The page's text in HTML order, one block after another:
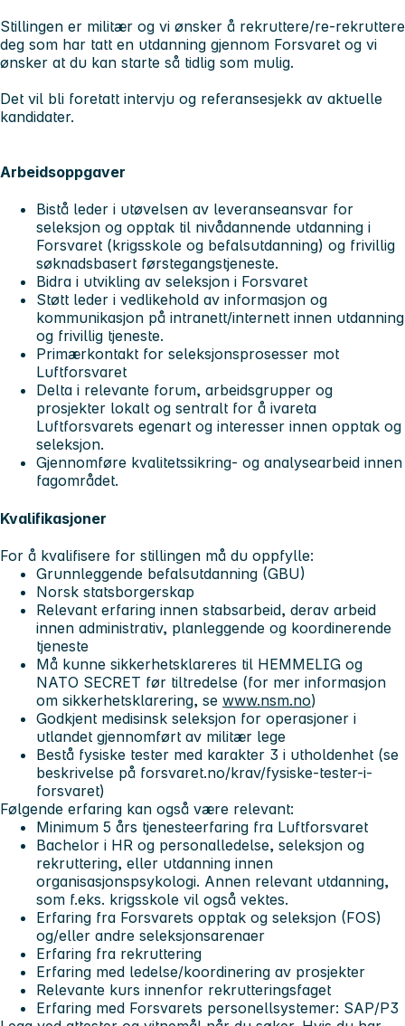
Stillingen er militær og vi ønsker å rekruttere/re-rekruttere
deg som har tatt en utdanning gjennom Forsvaret og vi
ønsker at du kan starte så tidlig som mulig.
Det vil bli foretatt intervju og referansesjekk av aktuelle
kandidater.
Arbeidsoppgaver
Bistå leder i utøvelsen av leveranseansvar for
seleksjon og opptak til nivådannende utdanning i
Forsvaret (krigsskole og befalsutdanning) og frivillig
søknadsbasert førstegangstjeneste.
Bidra i utvikling av seleksjon i Forsvaret
Støtt leder i vedlikehold av informasjon og
kommunikasjon på intranett/internett innen utdanning
og frivillig tjeneste.
Primærkontakt for seleksjonsprosesser mot
Luftforsvaret
Delta i relevante forum, arbeidsgrupper og
prosjekter lokalt og sentralt for å ivareta
Luftforsvarets egenart og interesser innen opptak og
seleksjon.
Gjennomføre kvalitetssikring- og analysearbeid innen
fagområdet.
Kvalifikasjoner
For å kvalifisere for stillingen må du oppfylle:
Grunnleggende befalsutdanning (GBU)
Norsk statsborgerskap
Relevant erfaring innen stabsarbeid, derav arbeid
innen administrativ, planleggende og koordinerende
tjeneste
Må kunne sikkerhetsklareres til HEMMELIG og
NATO SECRET før tiltredelse (for mer informasjon
om sikkerhetsklarering, se www.nsm.no)
Godkjent medisinsk seleksjon for operasjoner i
utlandet gjennomført av militær lege
Bestå fysiske tester med karakter 3 i utholdenhet (se
beskrivelse på forsvaret.no/krav/fysiske-tester-i-
forsvaret)
Følgende erfaring kan også være relevant:
Minimum 5 års tjenesteerfaring fra Luftforsvaret
Bachelor i HR og personalledelse, seleksjon og
rekruttering, eller utdanning innen
organisasjonspsykologi. Annen relevant utdanning,
som f.eks. krigsskole vil også vektes.
Erfaring fra Forsvarets opptak og seleksjon (FOS)
og/eller andre seleksjonsarenaer
Erfaring fra rekruttering
Erfaring med ledelse/koordinering av prosjekter
Relevante kurs innenfor rekrutteringsfaget
Erfaring med Forsvarets personellsystemer: SAP/P3